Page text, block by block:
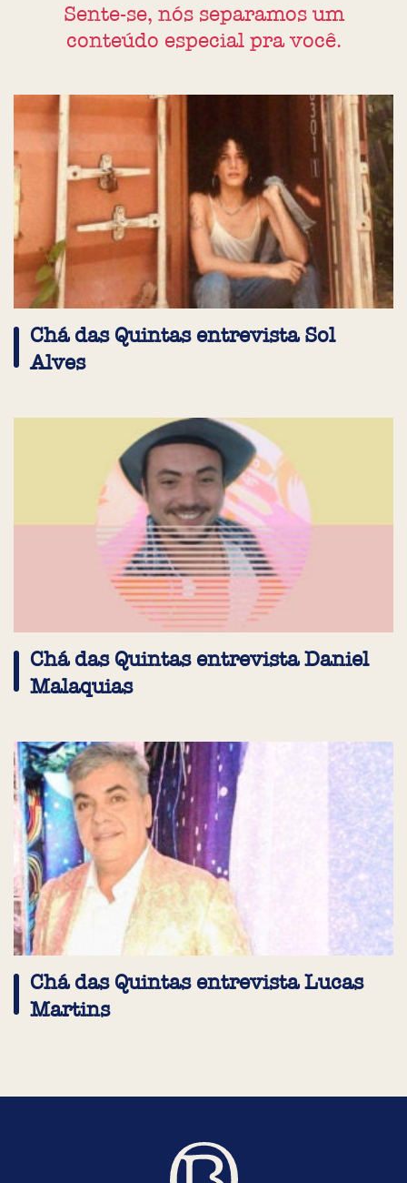
Sente-se, nós separamos um
conteúdo especial pra você.
Chá das Quintas entrevista Sol
Alves
Chá das Quintas entrevista Daniel
Malaquias
Chá das Quintas entrevista Lucas
Martins